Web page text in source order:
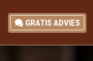
GRATIS ADVIES